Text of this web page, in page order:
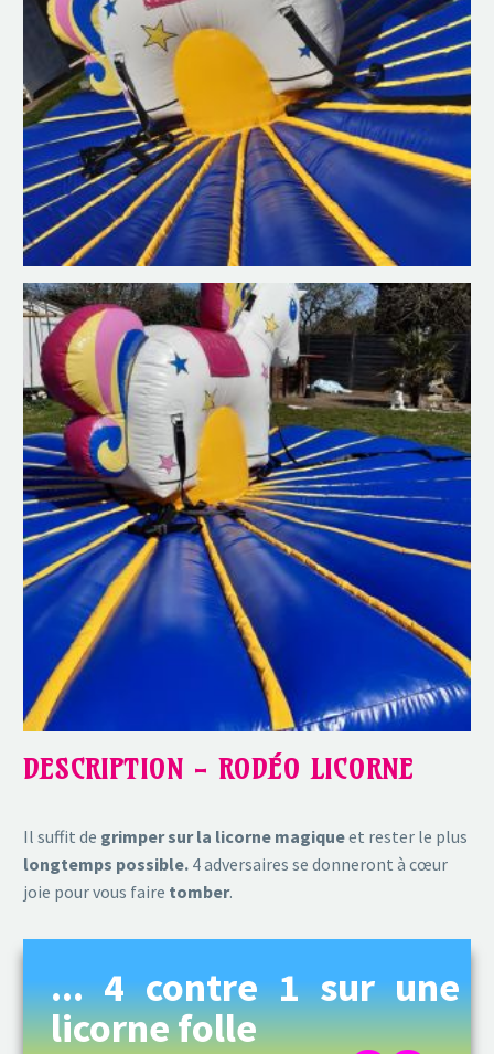
DESCRIPTION - RODÉO LICORNE
Il suffit de grimper sur la licorne magiqueet rester le plus
longtemps possible. 4 adversaires se donneront à cœur
joie pour vous faire tomber.
... 4 contre 1 sur une
licorne folle